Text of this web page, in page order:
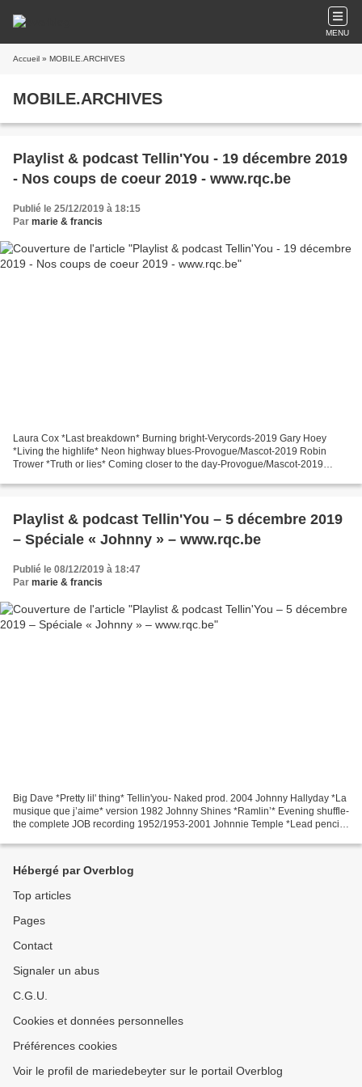
MENU
Accueil » MOBILE.ARCHIVES
MOBILE.ARCHIVES
Playlist & podcast Tellin'You - 19 décembre 2019
- Nos coups de coeur 2019 - www.rqc.be
Publié le 25/12/2019 à 18:15
Par marie & francis
Laura Cox *Last breakdown* Burning bright-Verycords-2019 Gary Hoey
*Living the highlife* Neon highway blues-Provogue/Mascot-2019 Robin
Trower *Truth or lies* Coming closer to the day-Provogue/Mascot-2019
Playlist & podcast Tellin'You – 5 décembre 2019
– Spéciale « Johnny » – www.rqc.be
Publié le 08/12/2019 à 18:47
Par marie & francis
Big Dave *Pretty lil' thing* Tellin'you- Naked prod. 2004 Johnny Hallyday *La
musique que j’aime* version 1982 Johnny Shines *Ramlin’* Evening shuffle-
the complete JOB recording 1952/1953-2001 Johnnie Temple *Lead pencil
Hébergé par Overblog
Top articles
Pages
Contact
Signaler un abus
C.G.U.
Cookies et données personnelles
Préférences cookies
Voir le profil de mariedebeyter sur le portail Overblog